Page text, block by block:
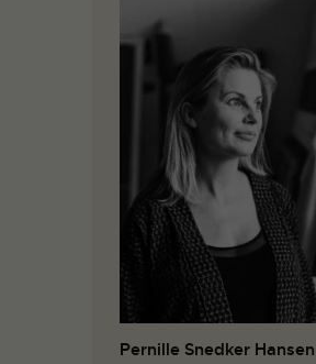
Pernille Snedker Hansen